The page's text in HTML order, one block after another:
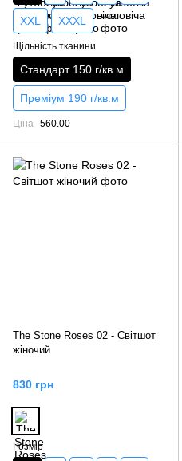
XXL XXXL
Щільність тканини
Стандарт 150 г/кв.м
Преміум 190 г/кв.м
Ціна 560.00
The Stone Roses 02 - Світшот
жіночий
830 грн
Розмір